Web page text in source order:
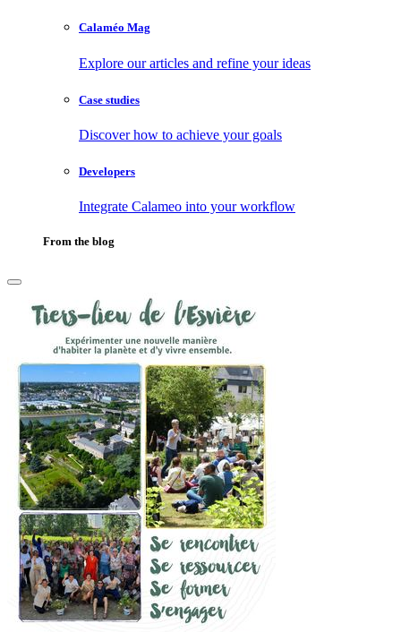
Calaméo Mag
Explore our articles and refine your ideas
Case studies
Discover how to achieve your goals
Developers
Integrate Calameo into your workflow
From the blog